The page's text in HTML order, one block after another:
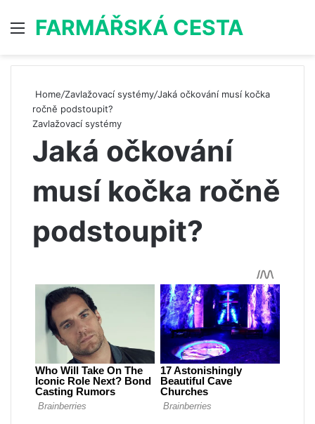
Menu
FARMÁŘSKÁ CESTA
Home/Zavlažovací systémy/Jaká očkování musí kočka
ročně podstoupit?
Zavlažovací systémy
Jaká očkování
musí kočka ročně
podstoupit?